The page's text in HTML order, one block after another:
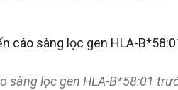
sàng lọc gen HLA-B*58:01